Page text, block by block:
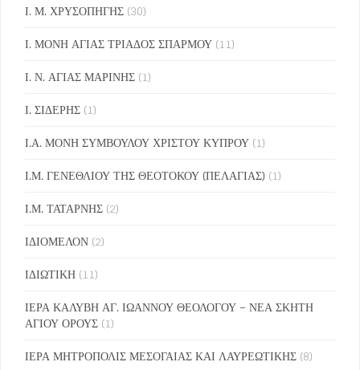
Ι. Μ. ΧΡΥΣΟΠΗΓΗΣ (30)
Ι. ΜΟΝΗ ΑΓΙΑΣ ΤΡΙΑΔΟΣ ΣΠΑΡΜΟΥ (11)
Ι. Ν. ΑΓΙΑΣ ΜΑΡΙΝΗΣ (1)
Ι. ΣΙΔΕΡΗΣ (1)
Ι.Α. ΜΟΝΗ ΣΥΜΒΟΥΛΟΥ ΧΡΙΣΤΟΥ ΚΥΠΡΟΥ (1)
Ι.Μ. ΓΕΝΕΘΛΙΟΥ ΤΗΣ ΘΕΟΤΟΚΟΥ (ΠΕΛΑΓΙΑΣ) (1)
Ι.Μ. ΤΑΤΑΡΝΗΣ (2)
ΙΔΙΟΜΕΛΟΝ (2)
ΙΔΙΩΤΙΚΗ (11)
ΙΕΡΑ ΚΑΛΥΒΗ ΑΓ. ΙΩΑΝΝΟΥ ΘΕΟΛΟΓΟΥ – ΝΕΑ ΣΚΗΤΗ
ΑΓΙΟΥ ΟΡΟΥΣ (1)
ΙΕΡΑ ΜΗΤΡΟΠΟΛΙΣ ΜΕΣΟΓΑΙΑΣ ΚΑΙ ΛΑΥΡΕΩΤΙΚΗΣ (8)